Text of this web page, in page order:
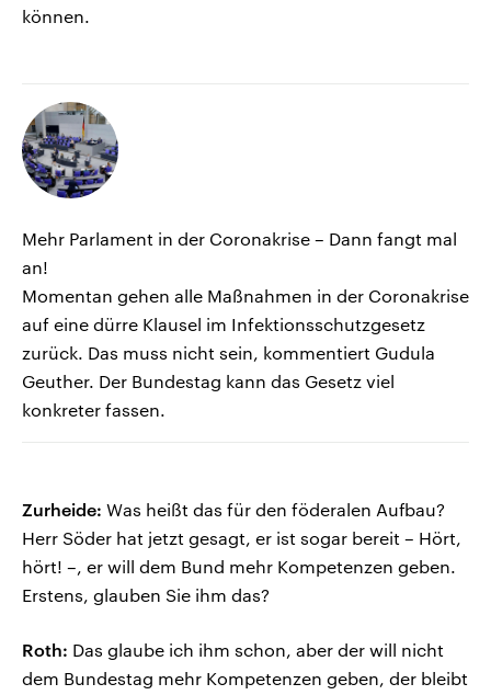
können.
Mehr Parlament in der Coronakrise – Dann fangt mal
an!
Momentan gehen alle Maßnahmen in der Coronakrise
auf eine dürre Klausel im Infektionsschutzgesetz
zurück. Das muss nicht sein, kommentiert Gudula
Geuther. Der Bundestag kann das Gesetz viel
konkreter fassen.
Zurheide: Was heißt das für den föderalen Aufbau?
Herr Söder hat jetzt gesagt, er ist sogar bereit – Hört,
hört! –, er will dem Bund mehr Kompetenzen geben.
Erstens, glauben Sie ihm das?
Roth: Das glaube ich ihm schon, aber der will nicht
dem Bundestag mehr Kompetenzen geben, der bleibt